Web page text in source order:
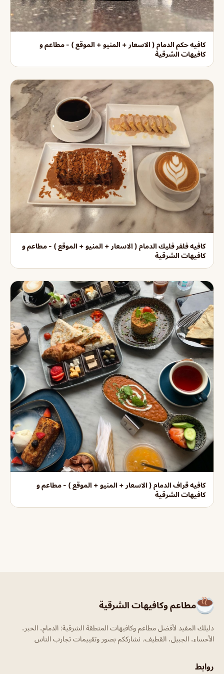
كافيه حكم الدمام ( الاسعار + المنيو + الموقع ) - مطاعم و
كافيهات الشرقية
كافيه فلفر فليك الدمام ( الاسعار + المنيو + الموقع ) - مطاعم و
كافيهات الشرقية
كافيه قراف الدمام ( الاسعار + المنيو + الموقع ) - مطاعم و
كافيهات الشرقية
مطاعم وكافيهات الشرقية
دليلك المفيد لأفضل مطاعم وكافيهات المنطقة الشرقية: الدمام، الخبر،
الأحساء، الجبيل، القطيف. نشارككم بصور وتقييمات تجارب الناس
روابط